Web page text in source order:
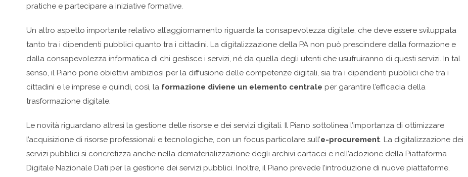
pratiche e partecipare a iniziative formative.
Un altro aspetto importante relativo all’aggiornamento riguarda la consapevolezza digitale, che deve essere sviluppata
tanto tra i dipendenti pubblici quanto tra i cittadini. La digitalizzazione della PA non può prescindere dalla formazione e
dalla consapevolezza informatica di chi gestisce i servizi, né da quella degli utenti che usufruiranno di questi servizi. In tal
senso, il Piano pone obiettivi ambiziosi per la diffusione delle competenze digitali, sia tra i dipendenti pubblici che tra i
cittadini e le imprese e quindi, così, la formazione diviene un elemento centrale per garantire l’efficacia della
trasformazione digitale.
Le novità riguardano altresì la gestione delle risorse e dei servizi digitali. Il Piano sottolinea l’importanza di ottimizzare
l’acquisizione di risorse professionali e tecnologiche, con un focus particolare sull’e-procurement. La digitalizzazione dei
servizi pubblici si concretizza anche nella dematerializzazione degli archivi cartacei e nell’adozione della Piattaforma
Digitale Nazionale Dati per la gestione dei servizi pubblici. Inoltre, il Piano prevede l’introduzione di nuove piattaforme,